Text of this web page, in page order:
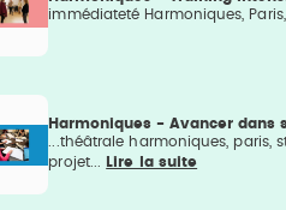
immédiateté Harmoniques,
Harmoniques - Avancer
...théâtrale harmoniques, paris,
projet...
Lire la suite